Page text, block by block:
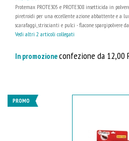
Protemax PROTE305 e PROTE308 insetticida in
piretroidi per una eccellente azione abbattente e a
scarafaggi, striscianti e pulci - flacone spargipolvere
Vedi altri 2 articoli collegati
In promozioneconfezione da 12,00
PROMO